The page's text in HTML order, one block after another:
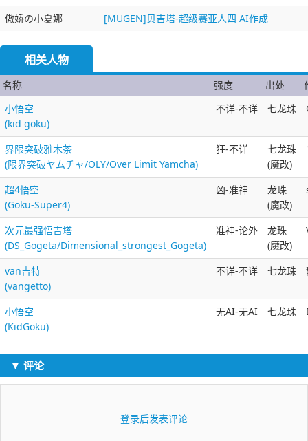
傲娇の小夏娜
[MUGEN]贝吉塔-超级赛亚人四 AI作成
相关人物
名称 强度 出处
小悟空
(kid goku)
不详-不详 七龙珠
界限突破雅木茶
(限界突破ヤムチャ/OLY/Over Limit Yamcha)
狂-不详
七龙珠
(魔改)
超4悟空
(Goku-Super4)
凶-准神
龙珠
(魔改)
次元最强悟吉塔
(DS_Gogeta/Dimensional_strongest_Gogeta)
准神-论外
龙珠
(魔改)
van吉特
(vangetto)
不详-不详 七龙珠
小悟空
(KidGoku)
无AI-无AI 七龙珠
▼ 评论
登录后发表评论